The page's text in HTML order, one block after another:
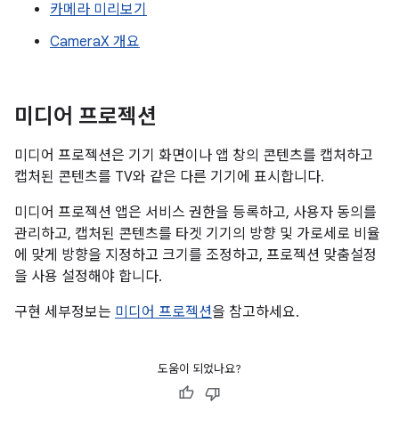
카메라 미리보기
CameraX 개요
미디어 프로젝션
미디어 프로젝션은 기기 화면이나 앱 창의 콘텐츠를 캡처하고
캡처된 콘텐츠를 TV와 같은 다른 기기에 표시합니다.
미디어 프로젝션 앱은 서비스 권한을 등록하고, 사용자 동의를
관리하고, 캡처된 콘텐츠를 타겟 기기의 방향 및 가로세로 비율
에 맞게 방향을 지정하고 크기를 조정하고, 프로젝션 맞춤설정
을 사용 설정해야 합니다.
구현 세부정보는 미디어 프로젝션을 참고하세요.
도움이 되었나요?